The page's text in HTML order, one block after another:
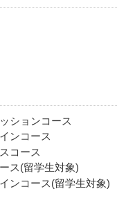
ションコース
ンコース
コース
ス(留学生対象)
ンコース(留学生対象)